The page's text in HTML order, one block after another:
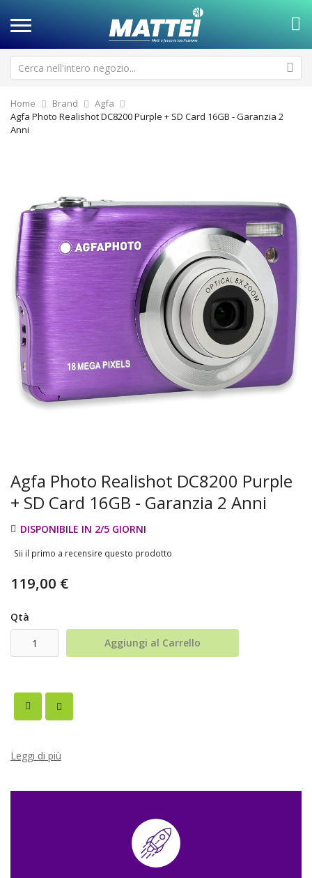
Home Brand
Agfa
Agfa Photo Realishot DC8200 Purple + SD Card 16GB - Garanzia 2
Anni
della
galleria
immagini
Agfa Photo Realishot DC8200 Purple
+ SD Card 16GB - Garanzia 2 Anni
DISPONIBILE IN 2/5 GIORNI
Sii il primo a recensire questo prodotto
119,00 €
Qtà
Aggiungi al Carrello
Leggi di più